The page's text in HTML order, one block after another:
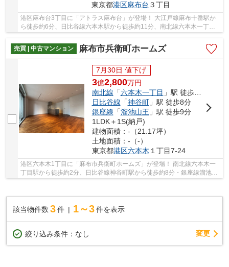
東京都港区麻布台 ３丁目
港区麻布台3丁目に「アトラス麻布台」が登場！ 大江戸線麻布十番駅か
ら徒歩約6分、日比谷線六本木駅から徒歩約11分、南北線六本木一丁目
売買 | 中古マンション
麻布市兵衛町ホームズ
7月30日 値下げ
3億2,800万円
南北線 「六本木一丁目 」駅 徒歩2分
日比谷線 「神谷町」駅 徒歩8分
銀座線 「溜池山王 」駅 徒歩9分
1LDK＋1S(納戸)
建物面積：-（21.17坪）
土地面積：-（-）
東京都港区六本木 １丁目7-24
港区六本木1丁目に「麻布市兵衛町ホームズ」が登場！ 南北線六本木一
丁目駅から徒歩約2分、日比谷線神谷町駅から徒歩約8分・銀座線溜池山
該当物件数 3件 1～3 件を表示
絞り込み条件： なし 変更